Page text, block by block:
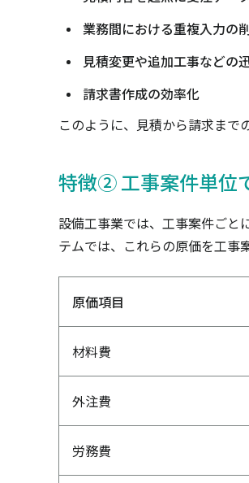
業務間における重複入力の
見積変更や追加工事などの
請求書作成の効率化
このように、見積から請求まで
特徴② 工事案件単位
設備工事業では、工事案件ごと
テムでは、これらの原価を工事
原価項目
材料費
外注費
労務費